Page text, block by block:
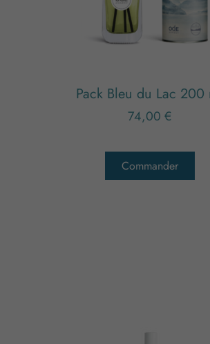
Pack Bleu du Lac 200
74,00 €
Commander